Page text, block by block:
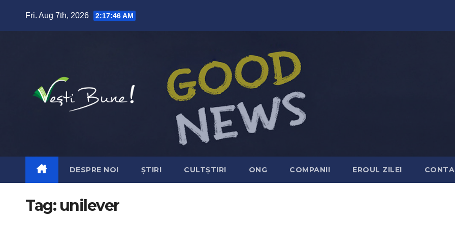
Fri. Aug 7th, 2026
2:17:47 AM
DESPRE NOI ȘTIRI CULTȘTIRI ONG COMPANII EROUL ZILEI
Tag: unilever